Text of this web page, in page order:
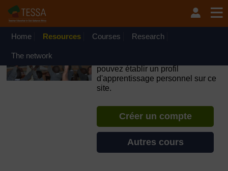
Passer au contenu principal
OpenLearn Create will be unavailable on Wednesday 12
August 2026 from 8am to 10.30am (GMT) due to routine
Home Resources Courses Research
The network
pouvez établir un profil
d'apprentissage personnel sur ce
site.
Créer un compte
Autres cours